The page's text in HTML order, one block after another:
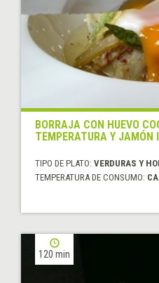
BORRAJA CON HUEVO
TEMPERATURA Y JAMÓN
TIPO DE PLATO: VERDURAS Y
TEMPERATURA DE CONSUMO:
120 min